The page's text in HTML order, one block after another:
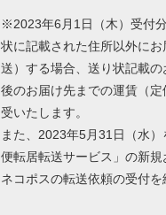
※2023年6月1日（木）受付
状に記載された住所以外に
送）する場合、送り状記載
後のお届け先までの運賃（定
受いたします。
また、2023年5月31日（水
便転居転送サービス」の新
ネコポスの転送依頼の受付を